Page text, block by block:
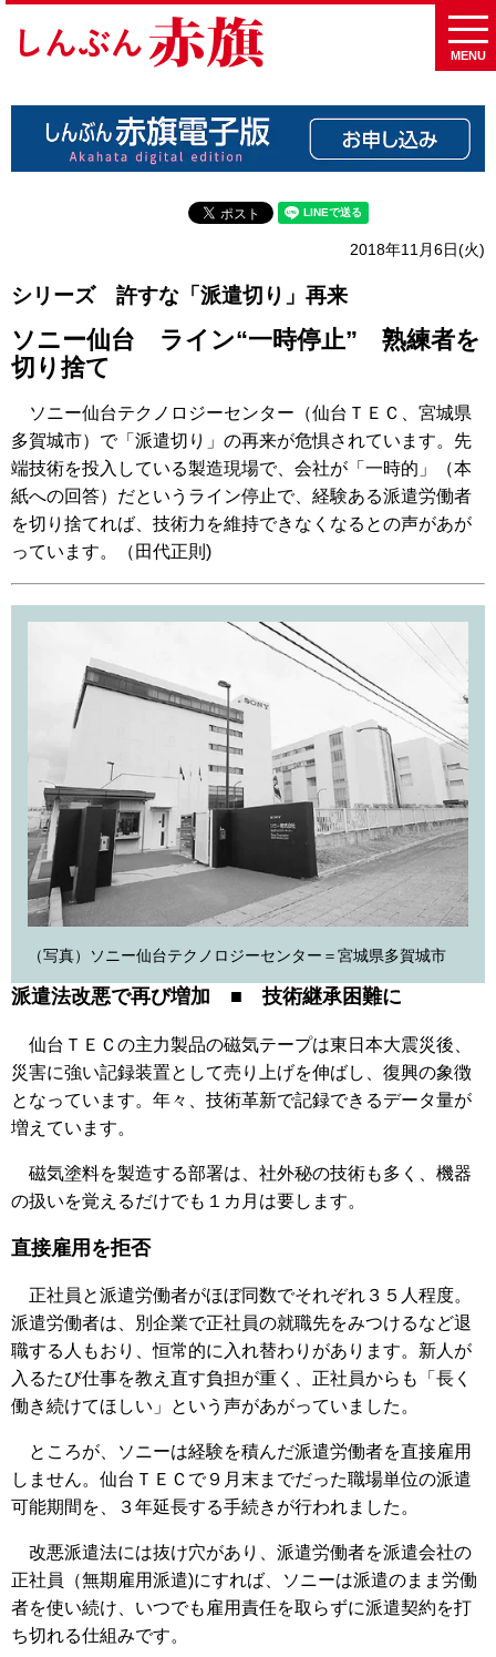
MENU
2018年11月6日(火)
シリーズ 許すな「派遣切り」再来
ソニー仙台 ライン“一時停止” 熟練者を
切り捨て
ソニー仙台テクノロジーセンター（仙台ＴＥＣ、宮城県
多賀城市）で「派遣切り」の再来が危惧されています。先
端技術を投入している製造現場で、会社が「一時的」（本
紙への回答）だというライン停止で、経験ある派遣労働者
を切り捨てれば、技術力を維持できなくなるとの声があが
っています。（田代正則)
（写真）ソニー仙台テクノロジーセンター＝宮城県多賀城市
派遣法改悪で再び増加 ■ 技術継承困難に
仙台ＴＥＣの主力製品の磁気テープは東日本大震災後、
災害に強い記録装置として売り上げを伸ばし、復興の象徴
となっています。年々、技術革新で記録できるデータ量が
増えています。
磁気塗料を製造する部署は、社外秘の技術も多く、機器
の扱いを覚えるだけでも１カ月は要します。
直接雇用を拒否
正社員と派遣労働者がほぼ同数でそれぞれ３５人程度。
派遣労働者は、別企業で正社員の就職先をみつけるなど退
職する人もおり、恒常的に入れ替わりがあります。新人が
入るたび仕事を教え直す負担が重く、正社員からも「長く
働き続けてほしい」という声があがっていました。
ところが、ソニーは経験を積んだ派遣労働者を直接雇用
しません。仙台ＴＥＣで９月末までだった職場単位の派遣
可能期間を、３年延長する手続きが行われました。
改悪派遣法には抜け穴があり、派遣労働者を派遣会社の
正社員（無期雇用派遣)にすれば、ソニーは派遣のまま労働
者を使い続け、いつでも雇用責任を取らずに派遣契約を打
ち切れる仕組みです。